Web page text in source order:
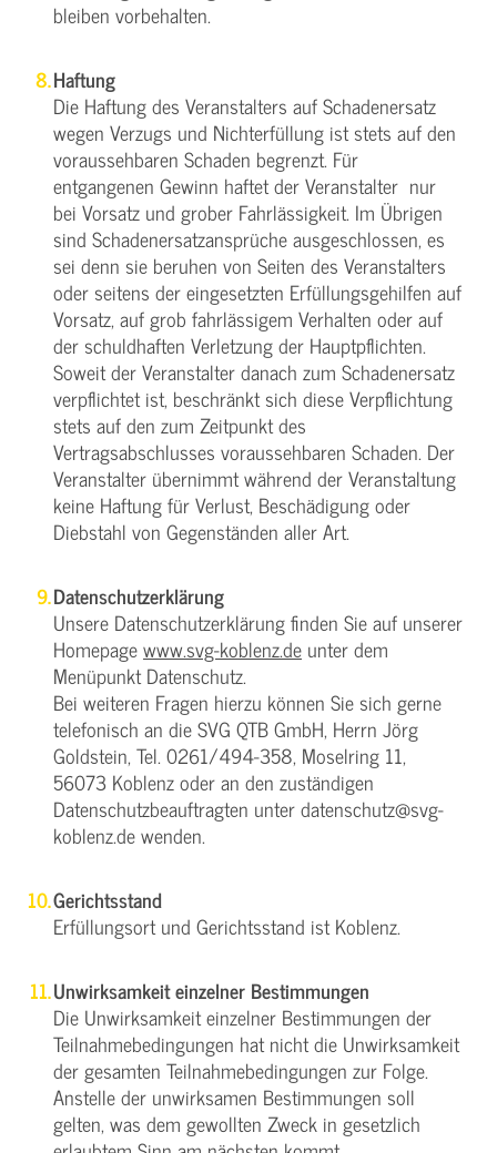
bleiben vorbehalten.
Haftung
Die Haftung des Veranstalters auf Schadenersatz
wegen Verzugs und Nichterfüllung ist stets auf den
voraussehbaren Schaden begrenzt. Für
entgangenen Gewinn haftet der Veranstalter nur
bei Vorsatz und grober Fahrlässigkeit. Im Übrigen
sind Schadenersatzansprüche ausgeschlossen, es
sei denn sie beruhen von Seiten des Veranstalters
oder seitens der eingesetzten Erfüllungsgehilfen auf
Vorsatz, auf grob fahrlässigem Verhalten oder auf
der schuldhaften Verletzung der Hauptpflichten.
Soweit der Veranstalter danach zum Schadenersatz
verpflichtet ist, beschränkt sich diese Verpflichtung
stets auf den zum Zeitpunkt des
Vertragsabschlusses voraussehbaren Schaden. Der
Veranstalter übernimmt während der Veranstaltung
keine Haftung für Verlust, Beschädigung oder
Diebstahl von Gegenständen aller Art.
Datenschutzerklärung
Unsere Datenschutzerklärung finden Sie auf unserer
Homepagewww.svg-koblenz.de unter dem
Menüpunkt Datenschutz.
Bei weiteren Fragen hierzu können Sie sich gerne
telefonisch an die SVG QTB GmbH, Herrn Jörg
Goldstein, Tel. 0261/494-358, Moselring 11,
56073 Koblenz oder an den zuständigen
Datenschutzbeauftragten unter datenschutz@svg-
koblenz.de wenden.
Gerichtsstand
Erfüllungsort und Gerichtsstand ist Koblenz.
Unwirksamkeit einzelner Bestimmungen
Die Unwirksamkeit einzelner Bestimmungen der
Teilnahmebedingungen hat nicht die Unwirksamkeit
der gesamten Teilnahmebedingungen zur Folge.
Anstelle der unwirksamen Bestimmungen soll
gelten, was dem gewollten Zweck in gesetzlich